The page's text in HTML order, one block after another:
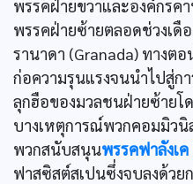
พรรคฝ่ายขวาและองค์กรค
พรรคฝ่ายซ้ายตลอดช่วงเดื
รานาดา (Granada) ทางต
ก่อความรุนแรงจนนำไปสู่ก
ลุกฮือของมวลชนฝ่ายซ้าย
บางเหตุการณ์พวกคอมมิว
พวกสนับสนุนพรรคฟาลังเ
ฟาสซิสต์สเปนซึ่งจบลงด้วย